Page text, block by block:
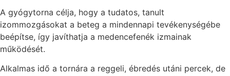
A gyógytorna célja, hogy a tudatos, tanult
izommozgásokat a beteg a mindennapi tevékenységébe
beépítse, így javíthatja a medencefenék izmainak
működését.
Alkalmas idő a tornára a reggeli, ébredés utáni percek, de